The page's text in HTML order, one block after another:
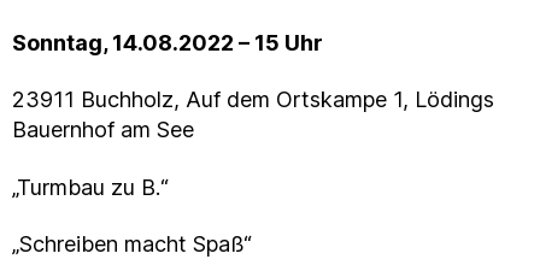
Sonntag, 14.08.2022 – 15 Uhr
23911 Buchholz, Auf dem Ortskampe 1, Lödings
Bauernhof am See
„Turmbau zu B.“
„Schreiben macht Spaß“